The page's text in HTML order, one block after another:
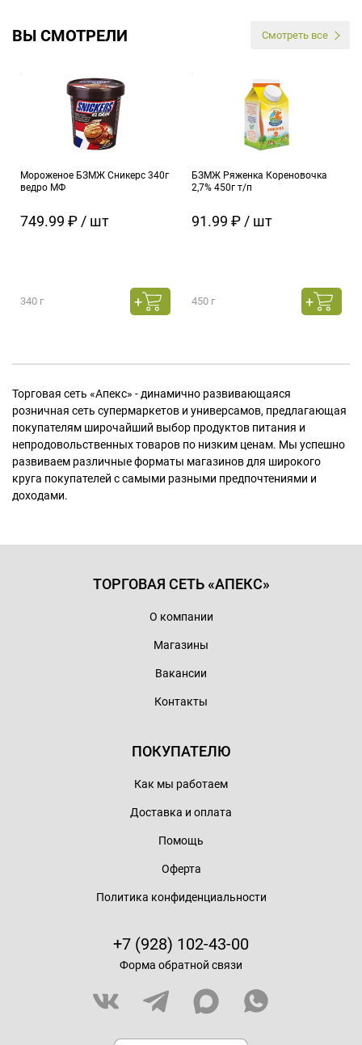
ВЫ СМОТРЕЛИ Смотреть все
Мороженое БЗМЖ Сникерс 340г
ведро МФ
749.99 ₽ / шт
340 г
БЗМЖ Ряженка Кореновочка
2,7% 450г т/п
91.99 ₽ / шт
450 г
Торговая сеть «Апекс» - динамично развивающаяся
розничная сеть супермаркетов и универсамов, предлагающая
покупателям широчайший выбор продуктов питания и
непродовольственных товаров по низким ценам. Мы успешно
развиваем различные форматы магазинов для широкого
круга покупателей с самыми разными предпочтениями и
доходами.
ТОРГОВАЯ СЕТЬ «АПЕКС»
О компании
Магазины
Вакансии
Контакты
ПОКУПАТЕЛЮ
Как мы работаем
Доставка и оплата
Помощь
Оферта
Политика конфиденциальности
+7 (928) 102-43-00
Форма обратной связи